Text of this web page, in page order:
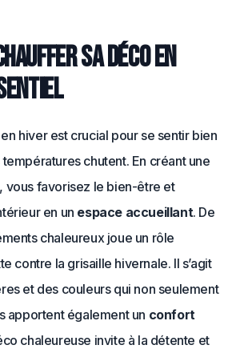
sa déco en
hiver est crucial pour se sentir bien
chutent. En créant une
vous favorisez le bien-être et
en un espace accueillant. De
chaleureux joue un rôle
contre la grisaille hivernale. Il s’agit
et des couleurs qui non seulement
apportent également un confort
chaleureuse invite à la détente et